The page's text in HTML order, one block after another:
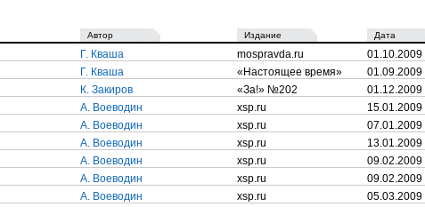
Автор Издание Дата
Г. Кваша mospravda.ru
01.10.2009
Г. Кваша «Настоящее время»
01.09.2009
К. Закиров «За!» №202
01.12.2009
А. Воеводин xsp.ru
15.01.2009
А. Воеводин xsp.ru
07.01.2009
А. Воеводин xsp.ru
13.01.2009
А. Воеводин xsp.ru
09.02.2009
А. Воеводин xsp.ru
09.02.2009
А. Воеводин xsp.ru
05.03.2009